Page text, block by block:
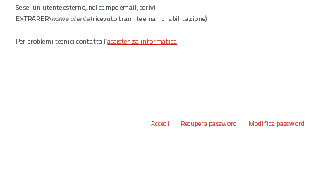
Se sei un utente esterno, nel campo email, scrivi
EXTRARER\nome utente(ricevuto tramite email di abilitazione)
Per problemi tecnici contatta l’assistenza informatica.
Accedi Recupera password Modifica password